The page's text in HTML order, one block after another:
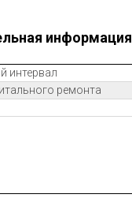
информация
интервал
ремонта